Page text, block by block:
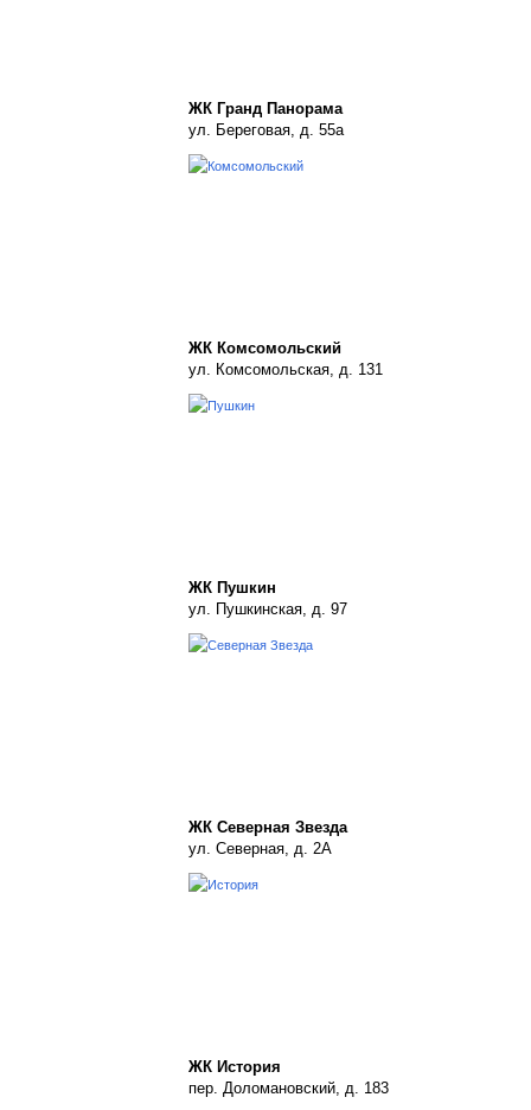
ЖК Гранд Панорама
ул. Береговая, д. 55а
ЖК Комсомольский
ул. Комсомольская, д. 131
ЖК Пушкин
ул. Пушкинская, д. 97
ЖК Северная Звезда
ул. Северная, д. 2А
ЖК История
пер. Доломановский, д. 183